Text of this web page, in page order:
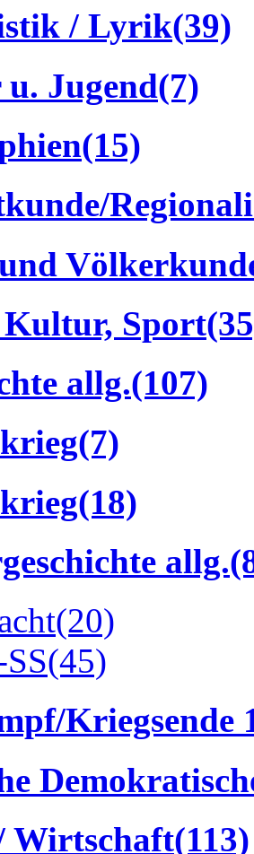
/ Lyrik(39)
Jugend(7)
(15)
Sport
allg.(107)
(7)
(18)
allg.
(20)
(45)
Kriegsende
Wirtschaft(113)